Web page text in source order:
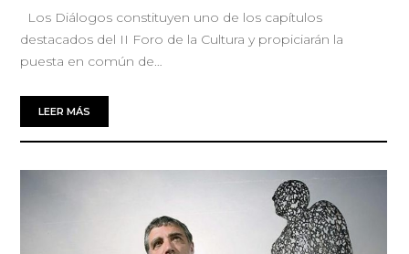
Los Diálogos constituyen uno de los capítulos
destacados del II Foro de la Cultura y propiciarán la
puesta en común de…
LEER MÁS